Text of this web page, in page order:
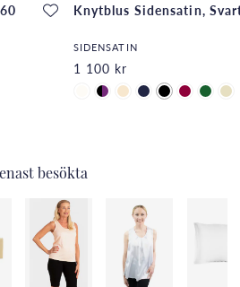
Knytblus Sidensatin,
SIDENSATIN
1 100 kr
besökta